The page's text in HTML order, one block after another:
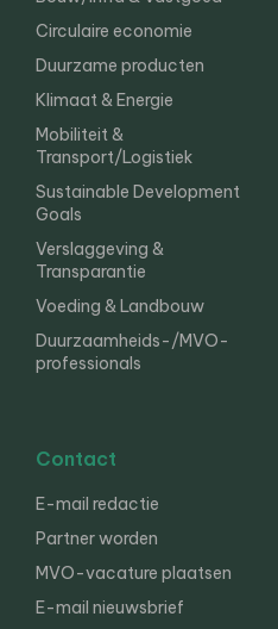
Circulaire economie
Duurzame producten
Klimaat & Energie
Mobiliteit &
Transport/Logistiek
Sustainable Development
Goals
Verslaggeving &
Transparantie
Voeding & Landbouw
Duurzaamheids-/MVO-
professionals
Contact
E-mail redactie
Partner worden
MVO-vacature plaatsen
E-mail nieuwsbrief